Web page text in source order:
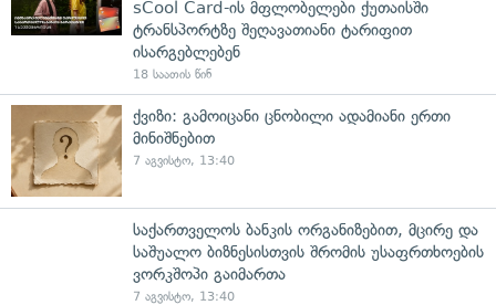
sCool Card-ის მფლობელები ქუთაისში
ტრანსპორტზე შეღავათიანი ტარიფით
ისარგებლებენ
18 საათის წინ
ქვიზი: გამოიცანი ცნობილი ადამიანი ერთი
მინიშნებით
7 აგვისტო, 13:40
საქართველოს ბანკის ორგანიზებით, მცირე და
საშუალო ბიზნესისთვის შრომის უსაფრთხოების
ვორკშოპი გაიმართა
7 აგვისტო, 13:40